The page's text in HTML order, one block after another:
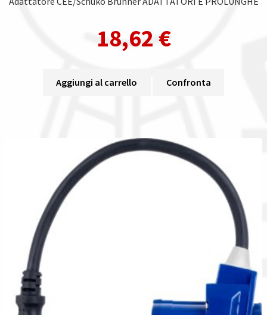
18,62 €
Aggiungi al carrello Confronta